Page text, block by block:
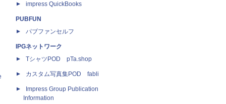
impress QuickBooks
PUBFUN
パブファンセルフ
IPGネットワーク
TシャツPOD pTa.shop
カスタム写真集POD fabli
Impress Group Publication
Information